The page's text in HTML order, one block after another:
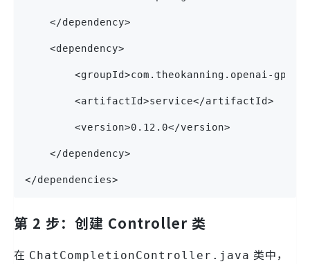
    </dependency>
    <dependency>
<artifactId>service</
        <version>0.12.0</version>
    </dependency>
</dependencies>
第 2 步：创建 Controller 类
在 ChatCompletionController.java 类中，